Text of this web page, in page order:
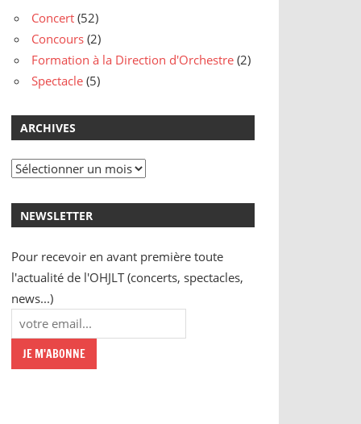
Concert (52)
Concours (2)
Formation à la Direction d'Orchestre (2)
Spectacle (5)
ARCHIVES
Archives
NEWSLETTER
Pour recevoir en avant première toute
l'actualité de l'OHJLT (concerts, spectacles,
news...)